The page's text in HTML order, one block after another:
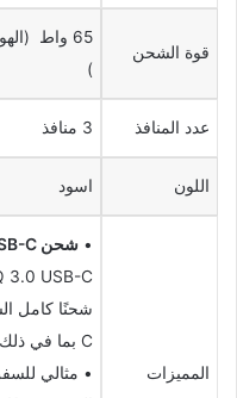
قوة الشحن
65 واط
)
عدد المنافذ 3 منافذ
اللون اسود
المميزات
• شحن USB-C عالي السرعة
C بما في ذلك Dell XPS 13 و MacBook Air .
• مثالي